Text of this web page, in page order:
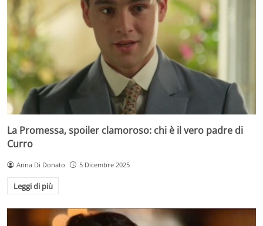
La Promessa, spoiler clamoroso: chi è il vero padre di
Curro
Anna Di Donato 5 Dicembre 2025
Leggi di più